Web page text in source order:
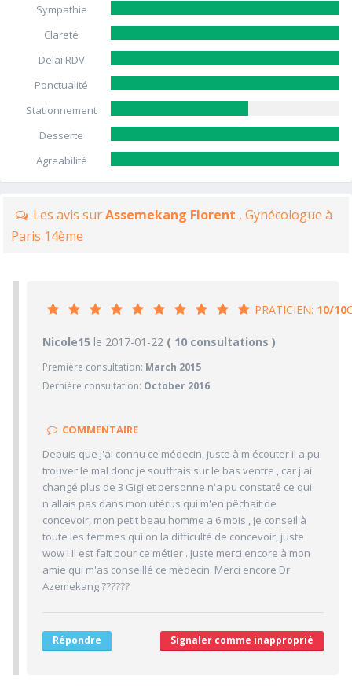
Sympathie
Clareté
Delai RDV
Ponctualité
Stationnement
Desserte
Agreabilité
Les avis surAssemekang Florent , Gynécologue à
Paris 14ème
PRATICIEN: 10/10
PRATICIEN10/10
10/10 Confiance accordée
10/10 Sympathie
10/10 Ponctualité/Temps en salle d'attente/Retard
CABINET/LOCAUX8.7/10
10/10 Desserte par les transports en commun
6/10 Stationnements alentours
Agréabilité des locaux
Nicole15 le 2017-01-22 ( 10 consultations )
Première consultation: March 2015
Dernière consultation: October 2016
COMMENTAIRE
Depuis que j'ai connu ce médecin, juste à m'écouter il a pu
trouver le mal donc je souffrais sur le bas ventre , car j'ai
changé plus de 3 Gigi et personne n'a pu constaté ce qui
n'allais pas dans mon utérus qui m'en pêchait de
concevoir, mon petit beau homme a 6 mois , je conseil à
toute les femmes qui on la difficulté de concevoir, juste
wow ! Il est fait pour ce métier . Juste merci encore à mon
amie qui m'as conseillé ce médecin. Merci encore Dr
Azemekang ??????
Répondre Signaler comme inapproprié